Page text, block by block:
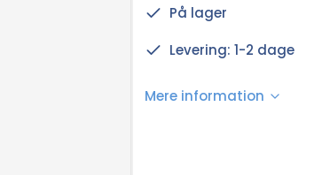
På lager
Levering: 1-2 dage
Mere information